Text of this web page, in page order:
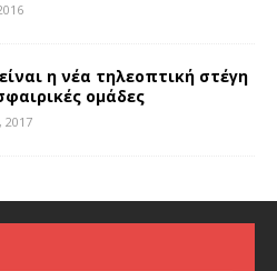
η νέα τηλεοπτική στέγη
ομάδες
2017